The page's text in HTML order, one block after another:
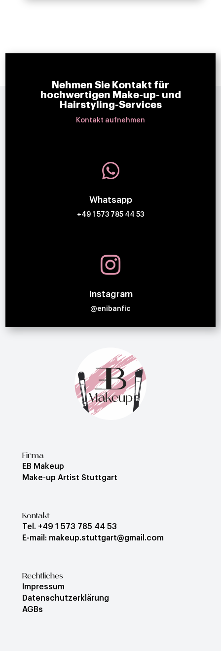
Nehmen Sie Kontakt für
hochwertigen Make-up- und
Hairstyling-Services
Kontakt aufnehmen

Whatsapp
+49 1 573 785 44 53

Instagram
@enibanfic
Firma
EB Makeup
Make-up Artist Stuttgart
Kontakt
Tel. +49 1 573 785 44 53
E-mail: makeup.stuttgart@gmail.com
Rechtliches
Impressum
Datenschutzerklärung
AGBs